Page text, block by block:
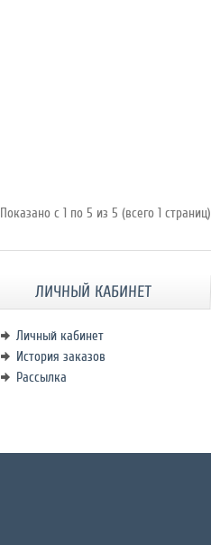
Показано с 1 по 5 из 5 (всего 1 страниц)
ЛИЧНЫЙ КАБИНЕТ
Личный кабинет
История заказов
Рассылка